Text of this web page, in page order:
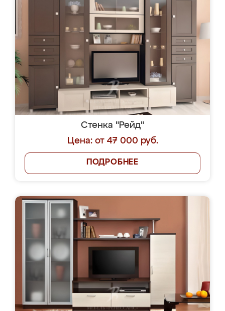
Стенка "Рейд"
Цена: от 47 000 руб.
ПОДРОБНЕЕ